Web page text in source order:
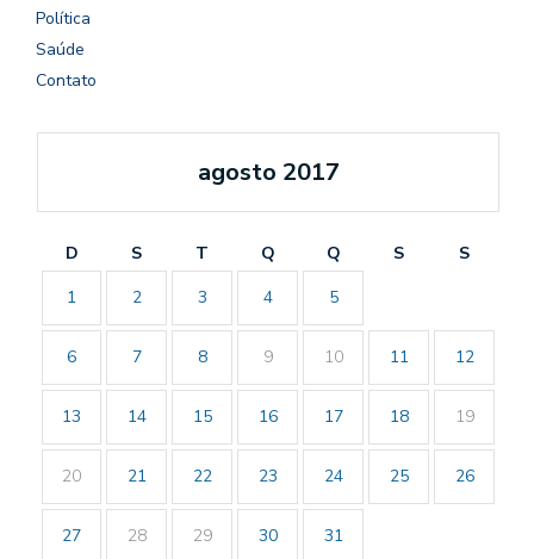
Política
Saúde
Contato
agosto 2017
D S T Q Q S
S
1
2 3 4 5
6 7 8 9 10 11 12
13 14 15 16 17 18 19
20 21 22 23 24 25 26
27 28 29 30 31